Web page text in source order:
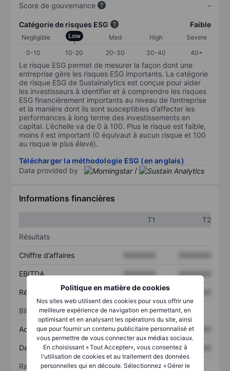
Politique en matière de cookies
Nos sites web utilisent des cookies pour vous offrir une
meilleure expérience de navigation en permettant, en
optimisant et en analysant les opérations du site, ainsi
que pour fournir un contenu publicitaire personnalisé et
vous permettre de vous connecter aux médias sociaux.
En choisissant « Tout Accepter», vous consentez à
l'utilisation de cookies et au traitement des données
personnelles qui en découle. Sélectionnez « Gérer le
Score de gouvernance
-
Catégorie de risques ESG Faible
Negligible Low Med High
Severe
0-10
10-20 20-30 30-40 40+
Le risque ESG permet de mesurer la façon dont une
entreprise gère les risques ESG importants. La catégorie
de risque ESG de Sustainalytics est conçue pour aider
les investisseurs à identifier et à comprendre les risques
ESG financièrement importants au niveau de l’entreprise
et la manière dont ils sont susceptibles d’affecter les
performances à long terme des investissements en
capital. L’échelle va de 0 à 100. Plus le risque est faible,
moins il est important (0 équivaut à aucun risque et 100
au risque le plus élevé).
Télécharger la méthodologie ESG (en anglais)
Data provided by
/
Informations financières
T1
T2
Résultats
Chiffre d’affaires
EBITDA XXXXXXX XXXXXXX
Résultat net XXXXXXX
Bilan
Actif total XXXXXXX XXXXXXX
Dette totale XXXXXXX XXXXXXX
Ratios